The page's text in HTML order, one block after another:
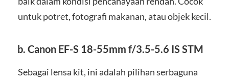
untuk potret, fotografi makanan, atau objek kecil.
b. Canon EF-S 18-55mm f/3.5-5.6 IS STM
Sebagai lensa kit, ini adalah pilihan serbaguna